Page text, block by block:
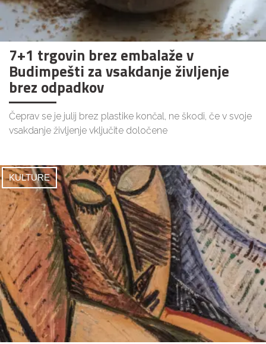
7+1 trgovin brez embalaže v
Budimpešti za vsakdanje življenje
brez odpadkov
Čeprav se je julij brez plastike končal, ne škodi, če v svoje
vsakdanje življenje vključite določene
KULTURE